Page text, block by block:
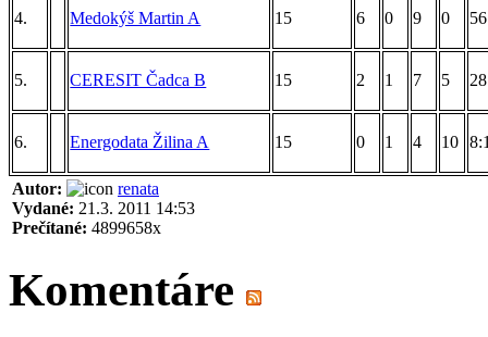
4. Medokýš Martin A 15 6 0 9 0
5. CERESIT Čadca B 15 2 1 7 5
6. Energodata Žilina A 15 0 1 4 10
Autor:
renata
Vydané: 21.3. 2011 14:53
Prečítané: 4899658x
Komentáre